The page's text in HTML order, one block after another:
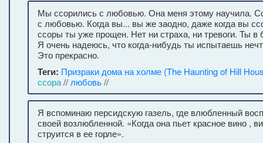
Мы ссорились с любовью. Она меня этому научила.
с любовью. Когда вы... вы же заодно, даже когда вы
ссоры ты уже прощен. Нет ни страха, ни тревоги. Ты в
Я очень надеюсь, что когда-нибудь ты испытаешь
Это прекрасно.
Теги: Призраки дома на холме (The Haunting of Hill
ссора// любовь//
Я вспоминаю персидскую газель, где влюбленный
своей возлюбленной. «Когда она пьет красное вино ,
струится в ее горле».